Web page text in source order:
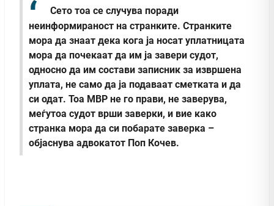
Сето тоа се случува поради
неинформираност на странките. Странките
мора да знаат дека кога ја носат уплатницата
мора да почекаат да им ја завери судот,
односно да им состави записник за извршена
уплата, не само да ја подаваат сметката и да
си одат. Тоа МВР не го прави, не заверува,
меѓутоа судот врши заверки, и вие како
странка мора да си побарате заверка –
објаснува адвокатот Поп Кочев.